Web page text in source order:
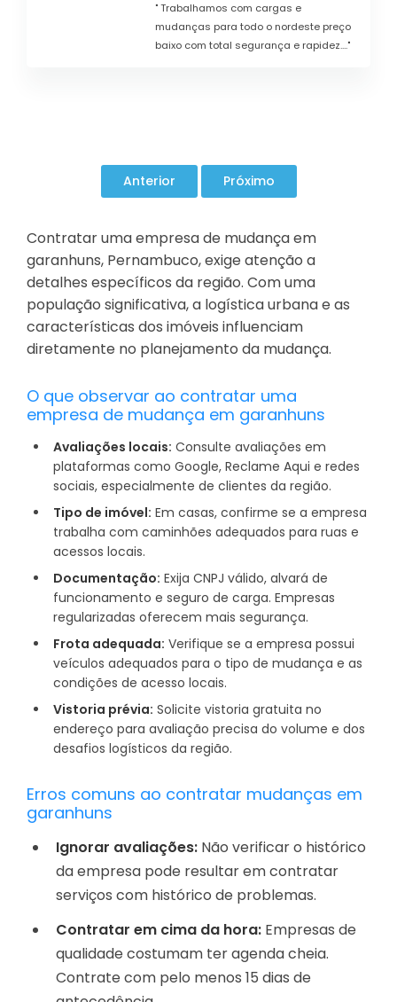
" Trabalhamos com cargas e
mudanças para todo o nordeste preço
baixo com total segurança e rapidez...."
Contratar uma empresa de mudança em
garanhuns, Pernambuco, exige atenção a
detalhes específicos da região. Com uma
população significativa, a logística urbana e as
características dos imóveis influenciam
diretamente no planejamento da mudança.
O que observar ao contratar uma
empresa de mudança em garanhuns
Avaliações locais: Consulte avaliações em
plataformas como Google, Reclame Aqui e redes
sociais, especialmente de clientes da região.
Tipo de imóvel: Em casas, confirme se a empresa
trabalha com caminhões adequados para ruas e
acessos locais.
Documentação: Exija CNPJ válido, alvará de
funcionamento e seguro de carga. Empresas
regularizadas oferecem mais segurança.
Frota adequada: Verifique se a empresa possui
veículos adequados para o tipo de mudança e as
condições de acesso locais.
Vistoria prévia: Solicite vistoria gratuita no
endereço para avaliação precisa do volume e dos
desafios logísticos da região.
Erros comuns ao contratar mudanças em
garanhuns
Ignorar avaliações: Não verificar o histórico
da empresa pode resultar em contratar
serviços com histórico de problemas.
Contratar em cima da hora: Empresas de
qualidade costumam ter agenda cheia.
Contrate com pelo menos 15 dias de